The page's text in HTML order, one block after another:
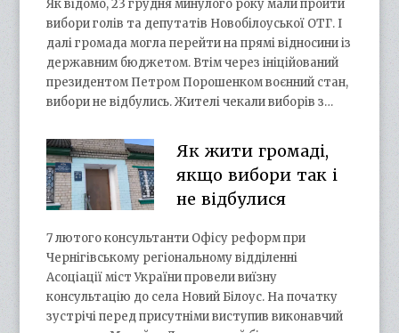
Як відомо, 23 грудня минулого року мали пройти
вибори голів та депутатів Новобілоуської ОТГ. І
далі громада могла перейти на прямі відносини із
державним бюджетом. Втім через ініційований
президентом Петром Порошенком воєнний стан,
вибори не відбулись. Жителі чекали виборів з…
Як жити громаді,
якщо вибори так і
не відбулися
7 лютого консультанти Офісу реформ при
Чернігівському регіональному відділенні
Асоціації міст України провели виїзну
консультацію до села Новий Білоус. На початку
зустрічі перед присутніми виступив виконавчий